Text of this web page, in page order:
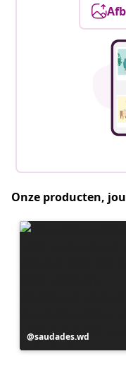
Onze producten,
Bericht
gepubliceerd
saudades.wd